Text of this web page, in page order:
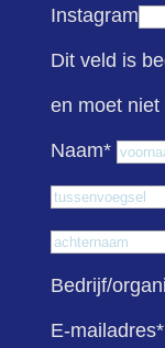
Instagram
Dit veld is
en moet
Naam*
Bedrijf/
E-mailadres*